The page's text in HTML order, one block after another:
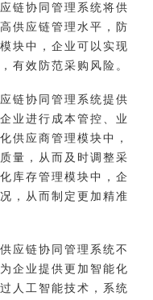
链协同管理系统将供
供应链管理水平，防
块中，企业可以实现
有效防范采购风险。
链协同管理系统提供
业进行成本管控、业
供应商管理模块中，
量，从而及时调整采
库存管理模块中，企
，从而制定更加精准
应链协同管理系统不
企业提供更加智能化
人工智能技术，系统